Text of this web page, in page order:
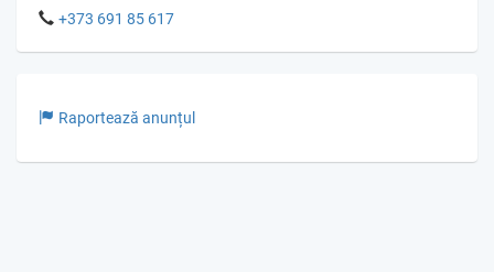
+373 691 85 617
Raportează anunțul